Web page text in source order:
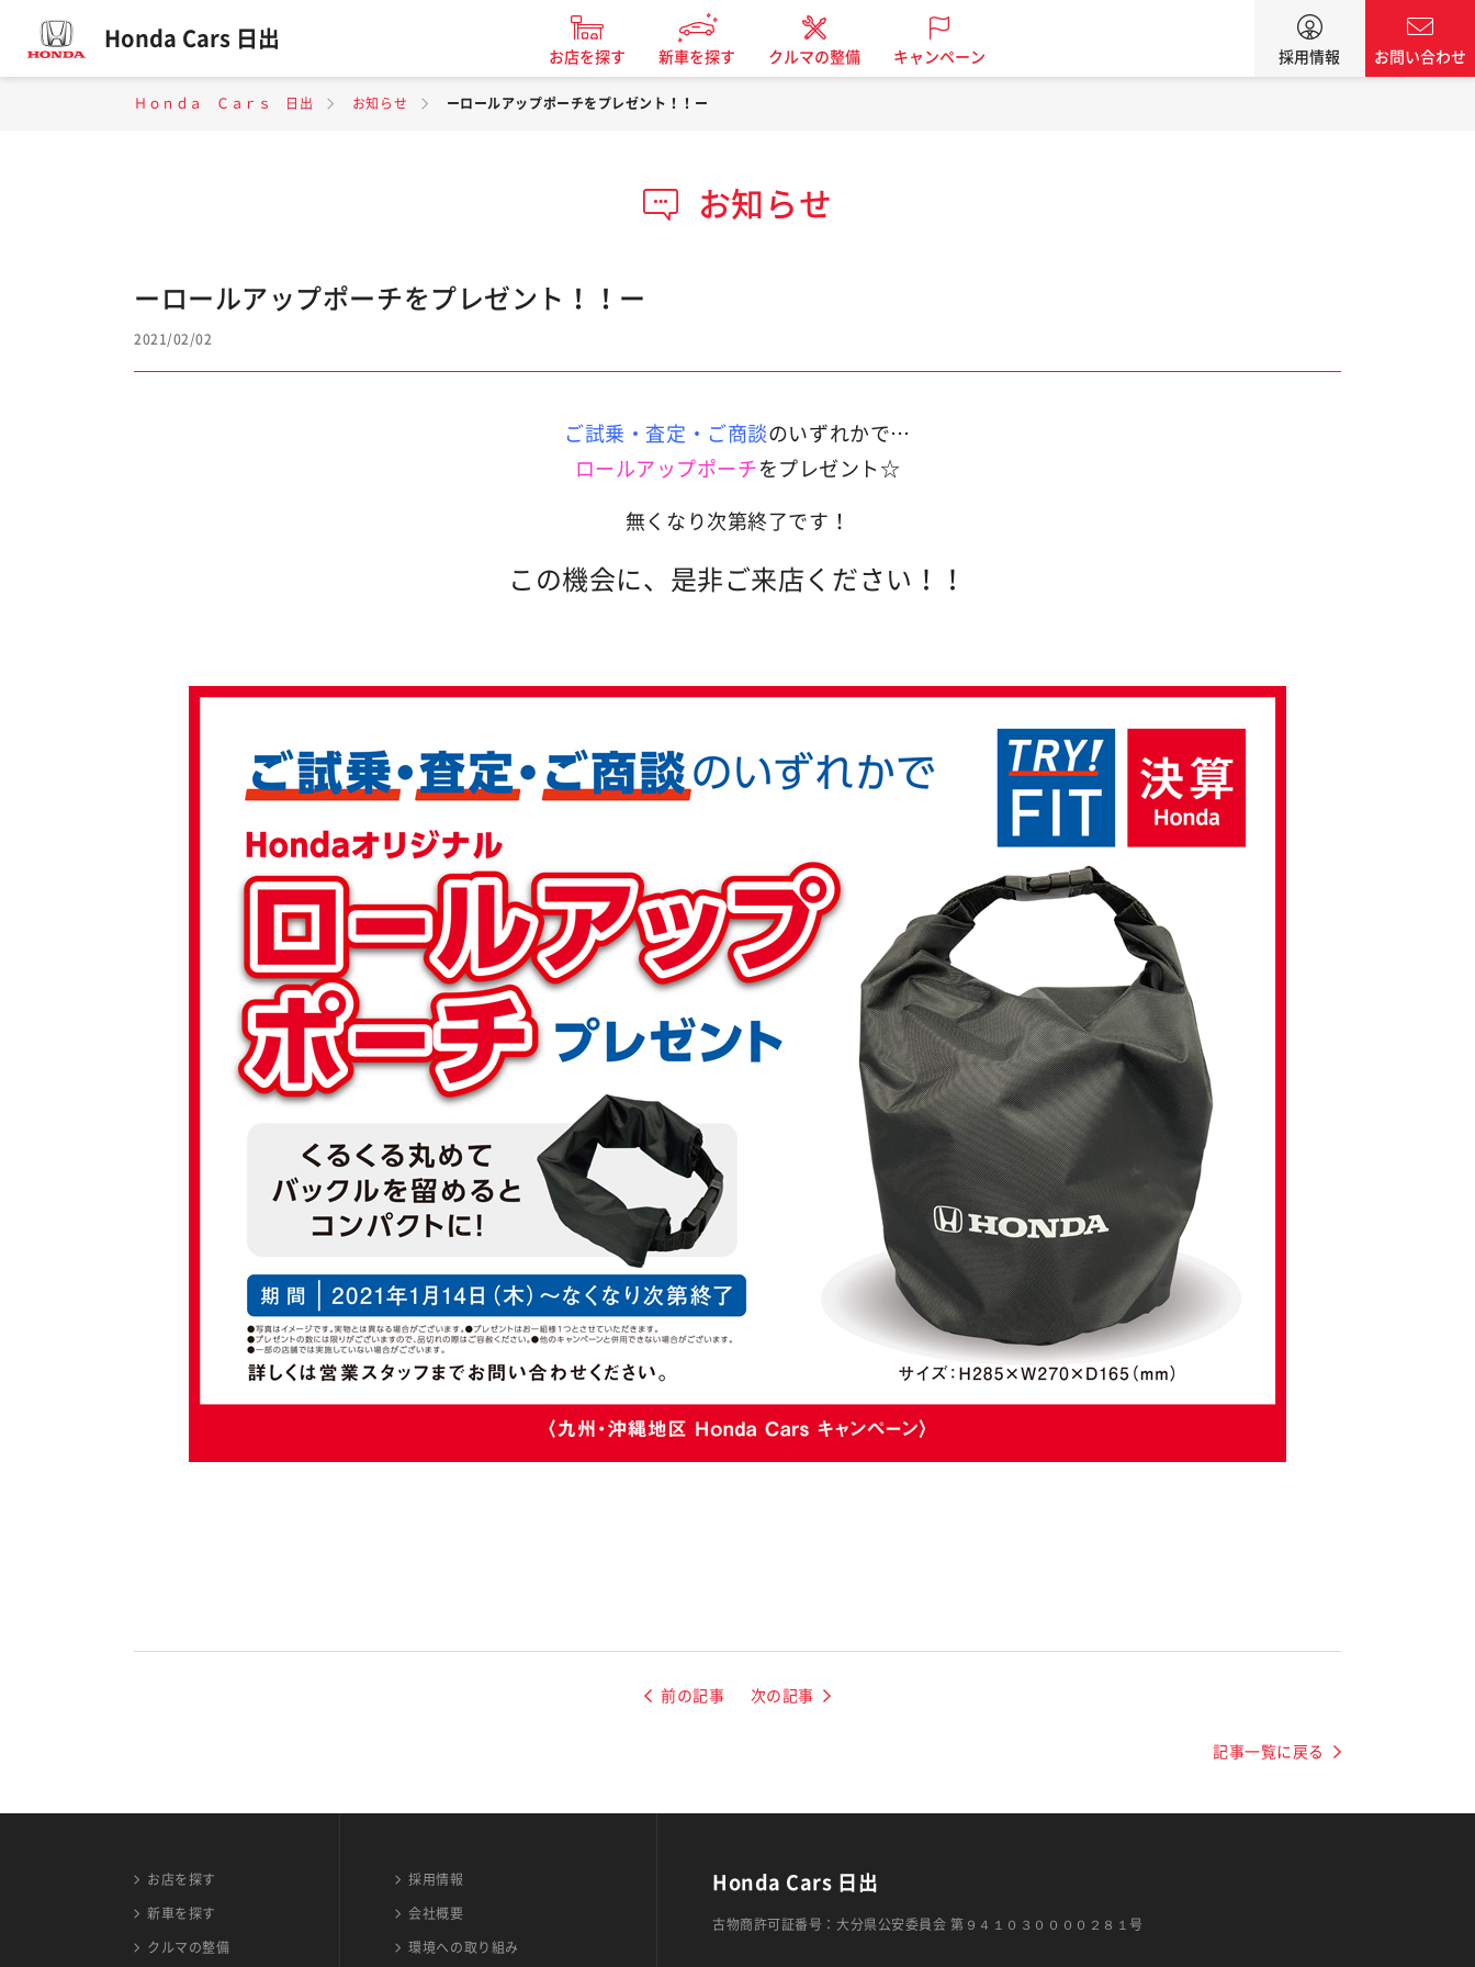
Honda Cars 日出
お店を探す 新車を探す クルマの整備 キャンペーン 採用情報 お問い合わせ
Ｈｏｎｄａ Ｃａｒｓ 日出 お知らせ ーロールアップポーチをプレゼント！！ー
お知らせ
ーロールアップポーチをプレゼント！！ー
2021/02/02
ご試乗・査定・ご商談のいずれかで…
ロールアップポーチ をプレゼント☆
無くなり次第終了です！
この機会に、是非ご来店ください！！
前の記事 次の記事
記事一覧に戻る
お店を探す
新車を探す
クルマの整備
採用情報
会社概要
環境への取り組み
Honda Cars 日出
古物商許可証番号：大分県公安委員会 第９４１０３００００２８１号